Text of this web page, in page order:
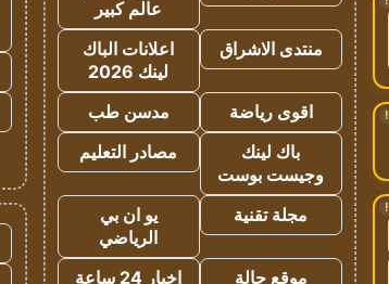
!
!
عالم كبير
منتدى الاشراق
اعلانات الباك
لينك 2026
اقوى رياضة
مدسن طب
باك لينك
وجيست بوست
مصادر التعليم
مجلة تقنية
يو ان بي
الرياضي
موقع حالة
اخبار 24 ساعة